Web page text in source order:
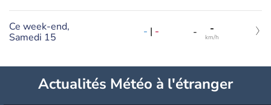
Ce week-end,
Samedi 15
- | - - -
km/h
Actualités Météo à l'étranger